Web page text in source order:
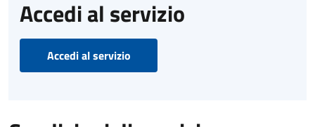
Accedi al servizio
Accedi al servizio